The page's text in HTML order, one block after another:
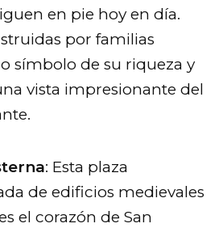
en pie hoy en día.
por familias
símbolo de su riqueza y
vista impresionante del
: Esta plaza
de edificios medievales
el corazón de San